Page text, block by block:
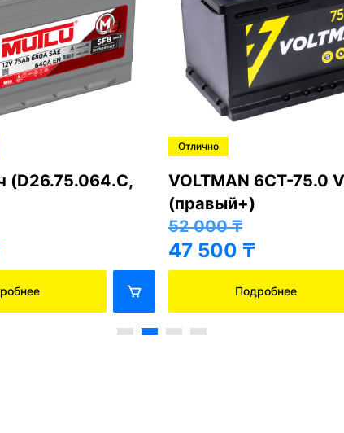
(D26.75.064.C,
Отлично
VOLTMAN 6CT-75.0
(правый+)
52 000₸
47 500 ₸
Подробнее